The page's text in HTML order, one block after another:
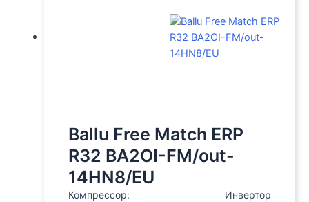
Ballu Free Match ERP
R32 BA2OI-FM/out-
14HN8/EU
Компрессор:
Инвертор